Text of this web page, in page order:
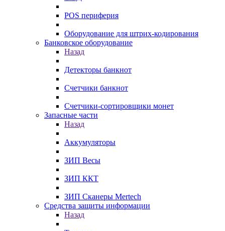
POS периферия
Оборудование для штрих-кодирования
Банковское оборудование
Назад
Детекторы банкнот
Счетчики банкнот
Счетчики-сортировщики монет
Запасные части
Назад
Аккумуляторы
ЗИП Весы
ЗИП ККТ
ЗИП Сканеры Mertech
Средства защиты информации
Назад